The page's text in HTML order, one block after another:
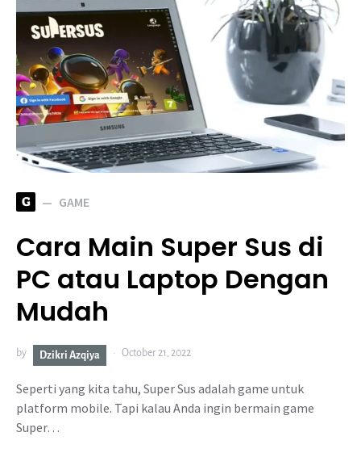
G GAME
Cara Main Super Sus di
PC atau Laptop Dengan
Mudah
by Dzikri Azqiya October 21, 2022
Seperti yang kita tahu, Super Sus adalah game untuk
platform mobile. Tapi kalau Anda ingin bermain game
Super…